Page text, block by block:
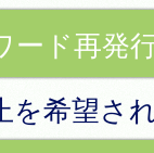
ード再発
を希望さ